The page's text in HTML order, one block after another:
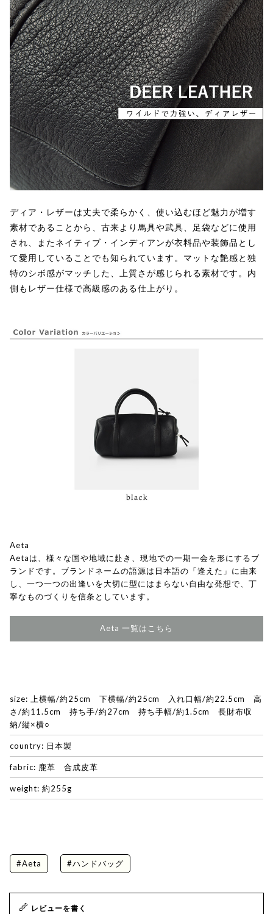
ディア・レザーは丈夫で柔らかく、使い込むほど魅力が増す
素材であることから、古来より馬具や武具、足袋などに使用
され、またネイティブ・インディアンが衣料品や装飾品とし
て愛用していることでも知られています。マットな艶感と独
特のシボ感がマッチした、上質さが感じられる素材です。内
側もレザー仕様で高級感のある仕上がり。
Aeta
Aetaは、様々な国や地域に赴き、現地での一期一会を形にするブ
ランドです。ブランドネームの語源は日本語の「逢えた」に由来
し、一つ一つの出逢いを大切に型にはまらない自由な発想で、丁
寧なものづくりを信条としています。
Aeta 一覧はこちら
size: 上横幅/約25cm 下横幅/約25cm 入れ口幅/約22.5cm 高
さ/約11.5cm 持ち手/約27cm 持ち手幅/約1.5cm 長財布収
納/縦×横○
country: 日本製
fabric: 鹿革 合成皮革
weight: 約255g
#Aeta #ハンドバッグ
レビューを書く